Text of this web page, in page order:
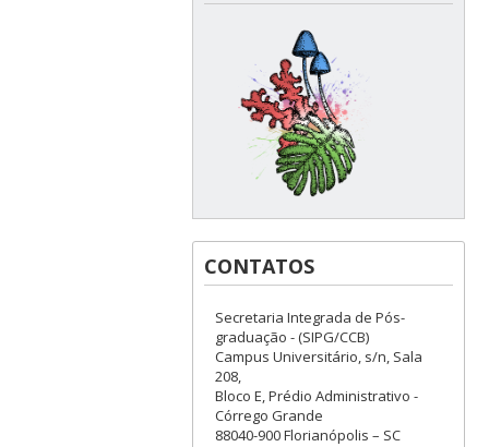
CONTATOS
Secretaria Integrada de Pós-
graduação - (SIPG/CCB)
Campus Universitário, s/n, Sala
208,
Bloco E, Prédio Administrativo -
Córrego Grande
88040-900 Florianópolis – SC